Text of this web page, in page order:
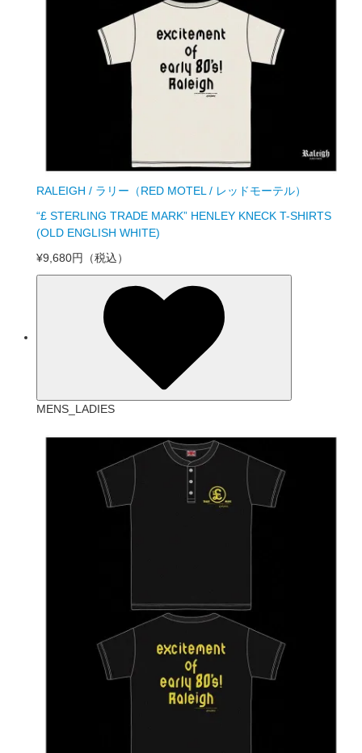
RALEIGH / ラリー（RED MOTEL / レッドモーテル）
“£ STERLING TRADE MARK” HENLEY KNECK T-SHIRTS
(OLD ENGLISH WHITE)
¥9,680円
（税込）
MENS_LADIES